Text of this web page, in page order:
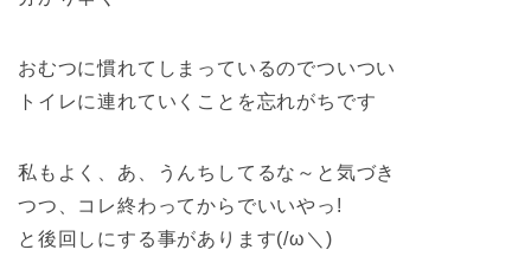
おむつに慣れてしまっているのでついつい
トイレに連れていくことを忘れがちです
私もよく、あ、うんちしてるな～と気づき
つつ、コレ終わってからでいいやっ!
と後回しにする事があります(/ω＼)